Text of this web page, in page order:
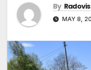
By
MAY 8,